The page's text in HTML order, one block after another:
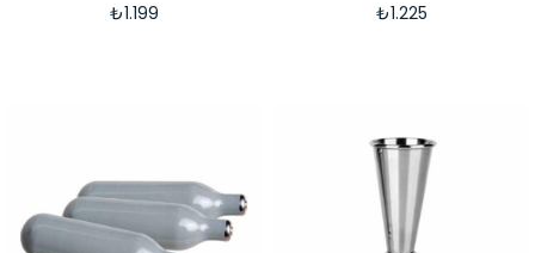
₺1.199 ₺1.225